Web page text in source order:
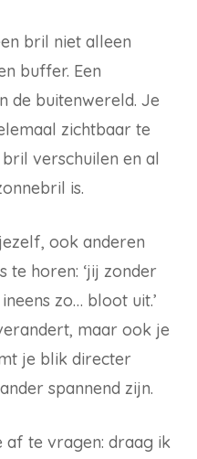
bril niet alleen
buffer. Een
de buitenwereld. Je
zichtbaar te
verschuilen en al
is.
ook anderen
te horen: ‘jij zonder
zo… bloot uit.’
maar ook je
je blik directer
spannend zijn.
af te vragen: draag ik